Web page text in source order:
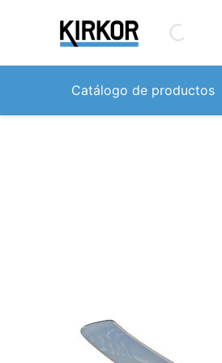
contenido
Catálogo de productos